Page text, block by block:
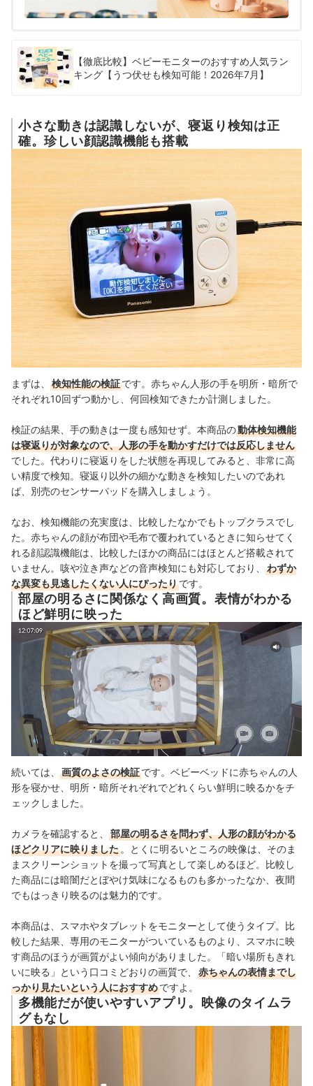
【徹底比較】ベビーモニターのおすすめ人気ラン
キング【うつ伏せも検知可能！2026年7月】
小さな動きは認識しないが、寝返り検知は正
確。珍しい顔認識機能も搭載
まずは、 検知性能の検証です。赤ちゃん人形の手を明所・暗所で
それぞれ10回ずつ動かし、何回検知できたか計測しました。
検証の結果、手の動きは一度も感知せず。本商品の動体検知機能
は寝返りが対象なので、人形の手を動かすだけでは反応しません
でした。代わりに寝返りをした状態を再現してみると、非常に高
い精度で検知。 寝返り以外の細かな動きを検知したいのであれ
ば、 別売のセンサーパッドを購入しましょう。
なお、検知機能の充実度は、比較したなかでもトップクラスでし
た。赤ちゃんの顔が布団や毛布で覆われているときに知らせてく
れる顔認識機能は、比較したほかの商品にはほとんど搭載されて
いません。咳や泣き声などの音声検知にも対応しており、
わずか
な異変も見逃したくない人にぴったりです。
部屋の明るさに関係なく高画質。表情がわかる
ほど鮮明に映った
続いては、 画質のよさの検証です。 ベビーベッドに赤ちゃんの人
形を寝かせ、明所・暗所それぞれでどれくらい鮮明に映るかをチ
ェックしました。
カメラを確認すると、
部屋の明るさを問わず、人形の顔がわかる
ほどクリアに映りました 。とくに明るいところの映像は、そのま
まスクリーンショットを撮って写真として楽しめるほど。比較し
た商品には暗闇だとぼやけ気味になるものも多かったなか 、夜間
でもはっきり映るのは魅力的です。
本商品は、スマホやタブレットをモニターとして使うタイプ。比
較した結果、専用のモニターがついているものより、スマホに映
す商品のほうが画質がよい傾向がありました。「暗い場所もきれ
いに映る」という口コミどおりの画質で、
赤ちゃんの表情までし
っかり見たいという人におすすめですよ。
多機能だが使いやすいアプリ。映像のタイムラ
グもなし